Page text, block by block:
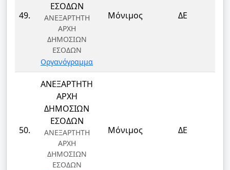
49.
ΕΣΟΔΩΝ
ΑΝΕΞΑΡΤΗΤΗ
ΑΡΧΗ
ΔΗΜΟΣΙΩΝ
ΕΣΟΔΩΝ
Οργανόγραμμα
Μόνιμος ΔΕ
50.
ΑΝΕΞΑΡΤΗΤΗ
ΑΡΧΗ
ΔΗΜΟΣΙΩΝ
ΕΣΟΔΩΝ
ΑΝΕΞΑΡΤΗΤΗ
ΑΡΧΗ
ΔΗΜΟΣΙΩΝ
ΕΣΟΔΩΝ
Μόνιμος ΔΕ